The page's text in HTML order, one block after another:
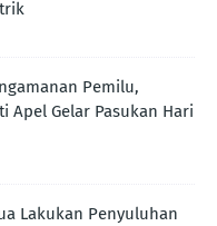
Pemilu,
Apel Gelar Pasukan Hari
Lakukan Penyuluhan